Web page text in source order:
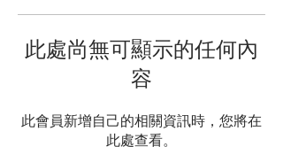
此處尚無可顯示的任何內
容
此會員新增自己的相關資訊時，您將在
此處查看。